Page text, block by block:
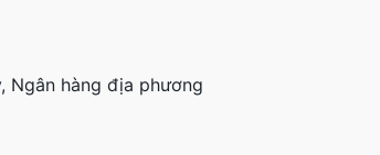
Ngân hàng địa phương